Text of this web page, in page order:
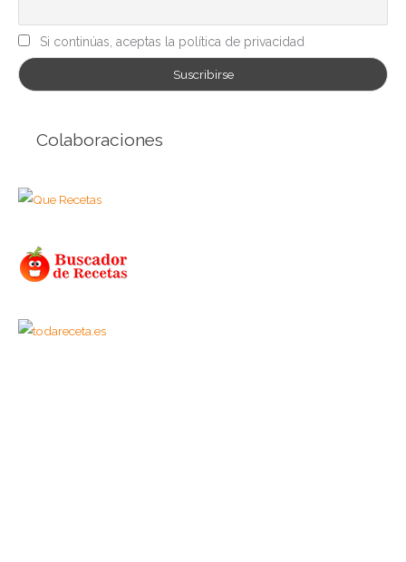
Si continúas, aceptas la política de privacidad
Colaboraciones